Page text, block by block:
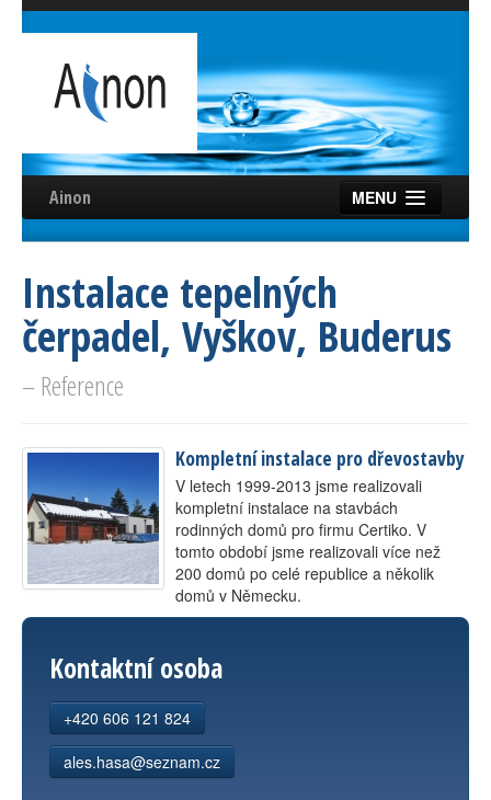
Ainon MENU
Úvod
Služby
Reference
Videa
Partneři
Kontakt
Instalace tepelných
čerpadel, Vyškov, Buderus
– Reference
Kompletní instalace pro dřevostavby
V letech 1999-2013 jsme realizovali
kompletní instalace na stavbách
rodinných domů pro firmu Certiko. V
tomto období jsme realizovali více než
200 domů po celé republice a několik
domů v Německu.
Kontaktní osoba
+420 606 121 824
ales.hasa@seznam.cz